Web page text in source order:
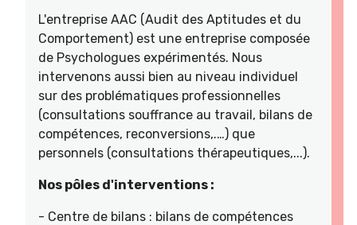
L'entreprise AAC (Audit des Aptitudes et du
Comportement) est une entreprise composée
de Psychologues expérimentés. Nous
intervenons aussi bien au niveau individuel
sur des problématiques professionnelles
(consultations souffrance au travail, bilans de
compétences, reconversions,.…) que
personnels (consultations thérapeutiques,...).
Nos pôles d'interventions :
- Centre de bilans : bilans de compétences